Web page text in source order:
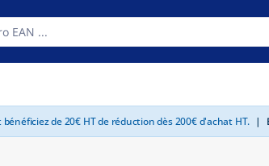
de 20€ HT de réduction dès 200€ d'achat HT. |